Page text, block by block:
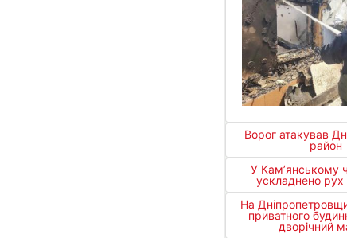
Ворог атакував
район
У Кам’янському
ускладнено рух
На
приватного
дворічний